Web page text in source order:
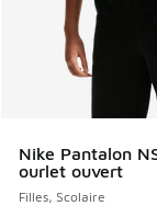
Nike Pantalon
ourlet ouvert
Filles, Scolaire